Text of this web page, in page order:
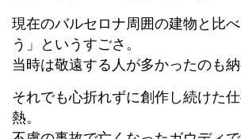
現在のバルセロナ周囲の建物と比
う」というすごさ。
当時は敬遠する人が多かったのも納
それでも心折れずに創作し続けた
熱。